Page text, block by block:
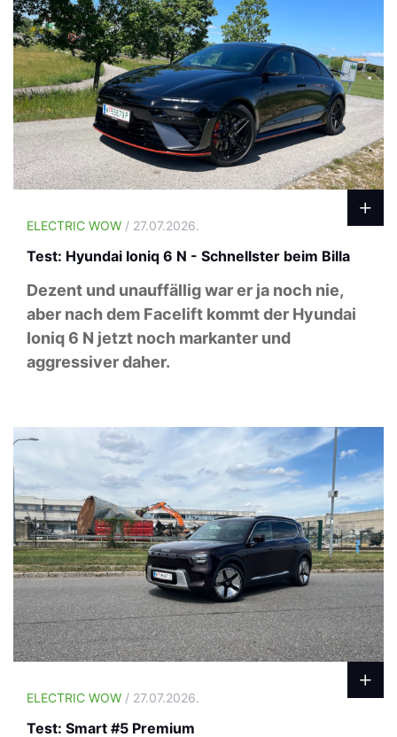
ELECTRIC WOW / 27.07.2026.
Test: Hyundai Ioniq 6 N - Schnellster beim Billa
Dezent und unauffällig war er ja noch nie,
aber nach dem Facelift kommt der Hyundai
Ioniq 6 N jetzt noch markanter und
aggressiver daher.
ELECTRIC WOW / 27.07.2026.
Test: Smart #5 Premium